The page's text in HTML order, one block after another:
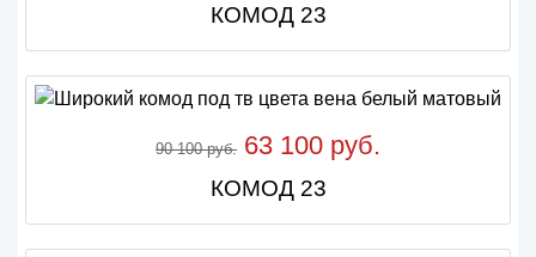
КОМОД 23
90 100 руб. 63 100 руб.
КОМОД 23